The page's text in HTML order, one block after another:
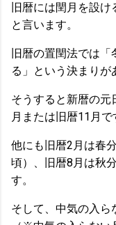
旧暦には閏月を設
と言います。
旧暦の置閏法では
る」という決まりが
そうすると新暦の元
月または旧暦11月で
他にも旧暦2月は春
頃）、旧暦8月は秋
す。
そして、中気の入ら